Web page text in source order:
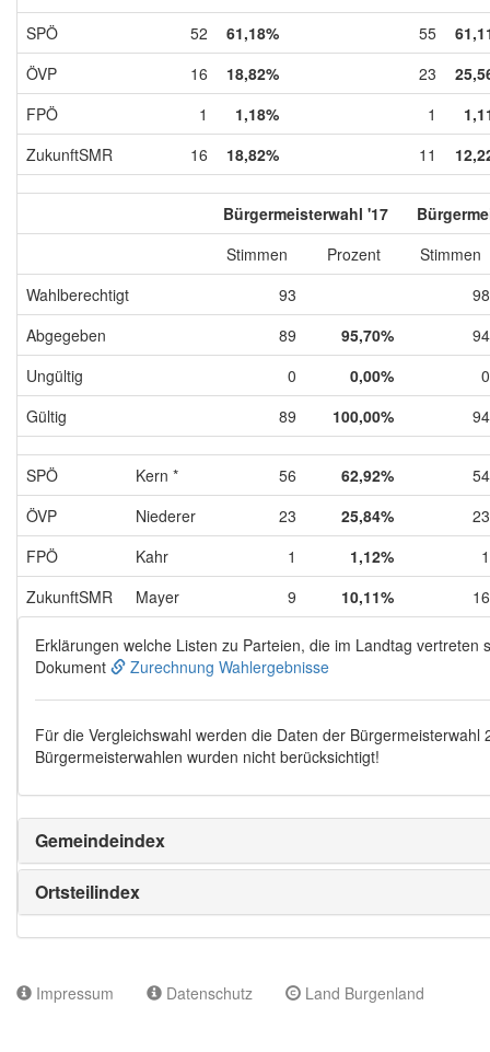
SPÖ 52 61,18% 55
ÖVP
16 18,82% 23
FPÖ
1 1,18% 1
ZukunftSMR
16 18,82% 11
Bürgermeisterwahl '17
Stimmen
Prozent
Stimmen
Wahlberechtigt
93
98
Abgegeben
89 95,70%
94
Ungültig
0 0,00%
0
Gültig
89 100,00% 94
SPÖ Kern * 56 62,92%
54
ÖVP
Niederer 23 25,84%
23
FPÖ
Kahr 1 1,12%
1
ZukunftSMR
Mayer 9 10,11% 16
Erklärungen welche Listen zu Parteien, die im Landtag vertreten
Dokument
Zurechnung Wahlergebnisse
Für die Vergleichswahl werden die Daten der Bürgermeisterwahl
Bürgermeisterwahlen wurden nicht berücksichtigt!
Gemeindeindex
Ortsteilindex
Impressum Datenschutz Land Burgenland